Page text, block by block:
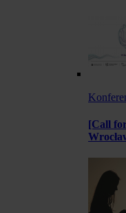
[Call